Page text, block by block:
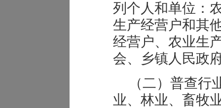
列个人和单位：
生产经营户和其
经营户、农业生
会、乡镇人民政
（二）普查行
业、林业、畜牧